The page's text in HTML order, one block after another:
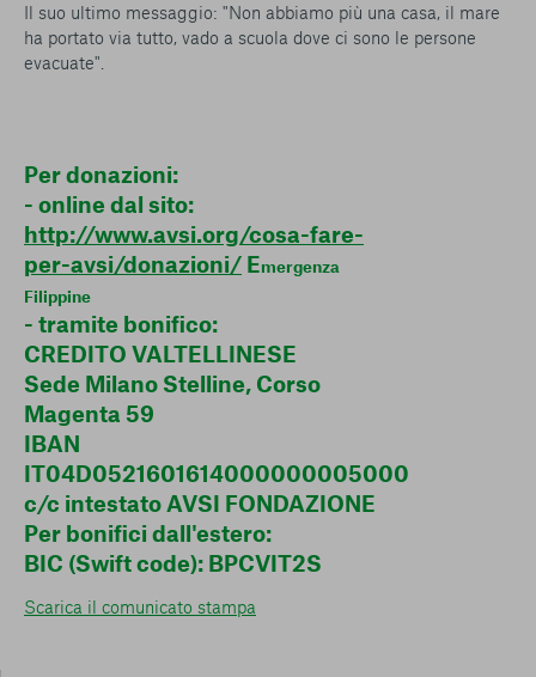
Il suo ultimo messaggio: "Non abbiamo più una casa, il mare
ha portato via tutto, vado a scuola dove ci sono le persone
evacuate".
Per donazioni:
- online dal sito:
http://www.avsi.org/cosa-fare-
per-avsi/donazioni/ Emergenza
Filippine
- tramite bonifico:
CREDITO VALTELLINESE
Sede Milano Stelline, Corso
Magenta 59
IBAN
IT04D0521601614000000005000
c/c intestato AVSI FONDAZIONE
Per bonifici dall'estero:
BIC (Swift code): BPCVIT2S
Scarica il comunicato stampa